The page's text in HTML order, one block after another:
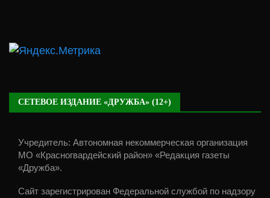
СЕТЕВОЕ ИЗДАНИЕ «ДРУЖБА» (12+)
Учредитель: Автономная некоммерческая организация
МО «Красногвардейский район» «Редакция газеты
«Дружба».
Сайт зарегистрирован Федеральной службой по надзору